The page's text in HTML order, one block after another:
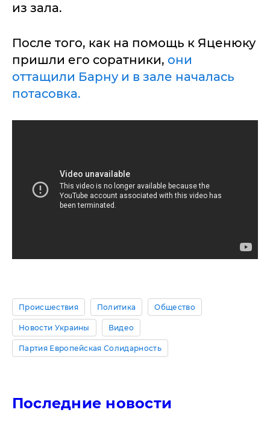
из зала.
После того, как на помощь к Яценюку
пришли его соратники, они
оттащили Барну и в зале началась
потасовка.
Происшествия Политика Общество
Новости Украины Видео
Партия Европейская Солидарность
Последние новости